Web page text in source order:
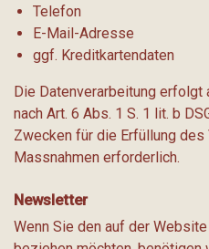
Telefon
E-Mail-Adresse
ggf. Kreditkartendaten
Die Datenverarbeitung
nach Art. 6 Abs. 1 S. 1 lit. b
Zwecken für die Erfüllung
Massnahmen erforderlich.
Newsletter
Wenn Sie den auf der